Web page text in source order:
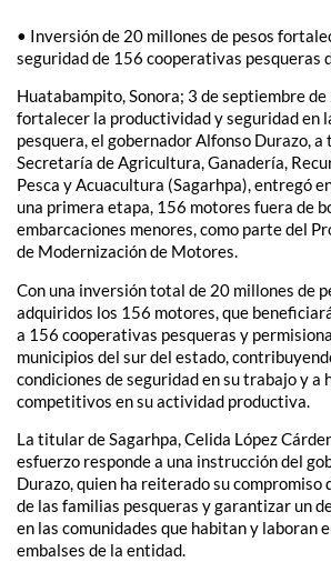
• Inversión de 20 millones de pesos
seguridad de 156 cooperativas pesqueras
Huatabampito, Sonora; 3 de septiembre de
fortalecer la productividad y seguridad en
pesquera, el gobernador Alfonso Durazo, a
Secretaría de Agricultura, Ganadería,
Pesca y Acuacultura (Sagarhpa), entregó
una primera etapa, 156 motores fuera de
embarcaciones menores, como parte del
de Modernización de Motores.
Con una inversión total de 20 millones de
adquiridos los 156 motores, que
a 156 cooperativas pesqueras y
municipios del sur del estado,
condiciones de seguridad en su trabajo y a
competitivos en su actividad productiva.
La titular de Sagarhpa, Celida López
esfuerzo responde a una instrucción del
Durazo, quien ha reiterado su compromiso
de las familias pesqueras y garantizar un
en las comunidades que habitan y laboran
embalses de la entidad.